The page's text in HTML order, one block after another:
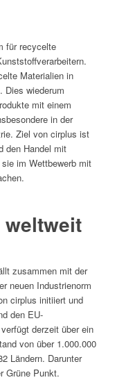
für recycelte
Materialien in
Dies wiederum
mit einem
in der
Ziel von cirplus ist
den Handel mit
im Wettbewerb mit
zusammen mit der
neuen Industrienorm
cirplus initiiert und
den EU-
derzeit über ein
von über 1.000.000
Ländern. Darunter
Grüne Punkt.